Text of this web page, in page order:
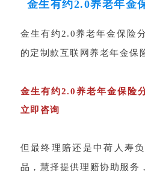
金生有约2.0养老年金
金生有约2.0养老年金保险
的定制款互联网养老年金保
金生有约2.0养老年金保险
立即咨询
但最终理赔还是中荷人寿
品，慧择提供理赔协助服务